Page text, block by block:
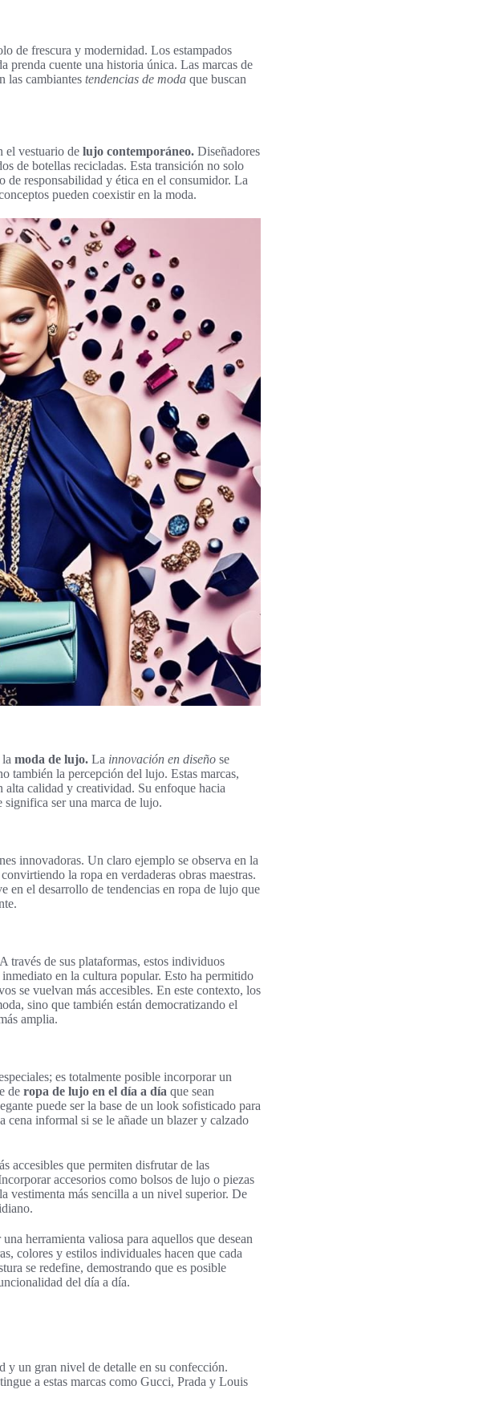
de frescura y modernidad. Los estampados
prenda cuente una historia única. Las marcas de
las cambiantes tendencias de moda que buscan
el vestuario de lujo contemporáneo. Diseñadores
de botellas recicladas. Esta transición no solo
de responsabilidad y ética en el consumidor. La
pueden coexistir en la moda.
moda de lujo. La innovación en diseño se
también la percepción del lujo. Estas marcas,
calidad y creatividad. Su enfoque hacia
significa ser una marca de lujo.
innovadoras. Un claro ejemplo se observa en la
la ropa en verdaderas obras maestras.
en el desarrollo de tendencias en ropa de lujo que
través de sus plataformas, estos individuos
en la cultura popular. Esto ha permitido
se vuelvan más accesibles. En este contexto, los
sino que también están democratizando el
amplia.
es totalmente posible incorporar un
de ropa de lujo en el día a día que sean
puede ser la base de un look sofisticado para
cena informal si se le añade un blazer y calzado
accesibles que permiten disfrutar de las
accesorios como bolsos de lujo o piezas
vestimenta más sencilla a un nivel superior. De
herramienta valiosa para aquellos que desean
colores y estilos individuales hacen que cada
se redefine, demostrando que es posible
del día a día.
y un gran nivel de detalle en su confección.
a estas marcas como Gucci, Prada y Louis